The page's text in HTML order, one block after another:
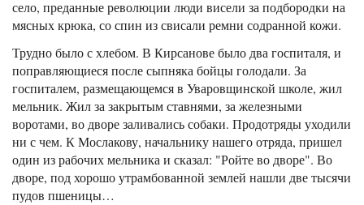
село, преданные революции люди висели за подбородки на
мясных крюка, со спин из свисали ремни содранной кожи.
Трудно было с хлебом. В Кирсанове было два госпиталя, и
поправляющиеся после сыпняка бойцы голодали. За
госпиталем, размещающемся в Уваровщинской школе, жил
мельник. Жил за закрытым ставнями, за железными
воротами, во дворе заливались собаки. Продотряды уходили
ни с чем. К Мослакову, начальнику нашего отряда, пришел
один из рабочих мельника и сказал: "Ройте во дворе". Во
дворе, под хорошо утрамбованной землей нашли две тысячи
пудов пшеницы…